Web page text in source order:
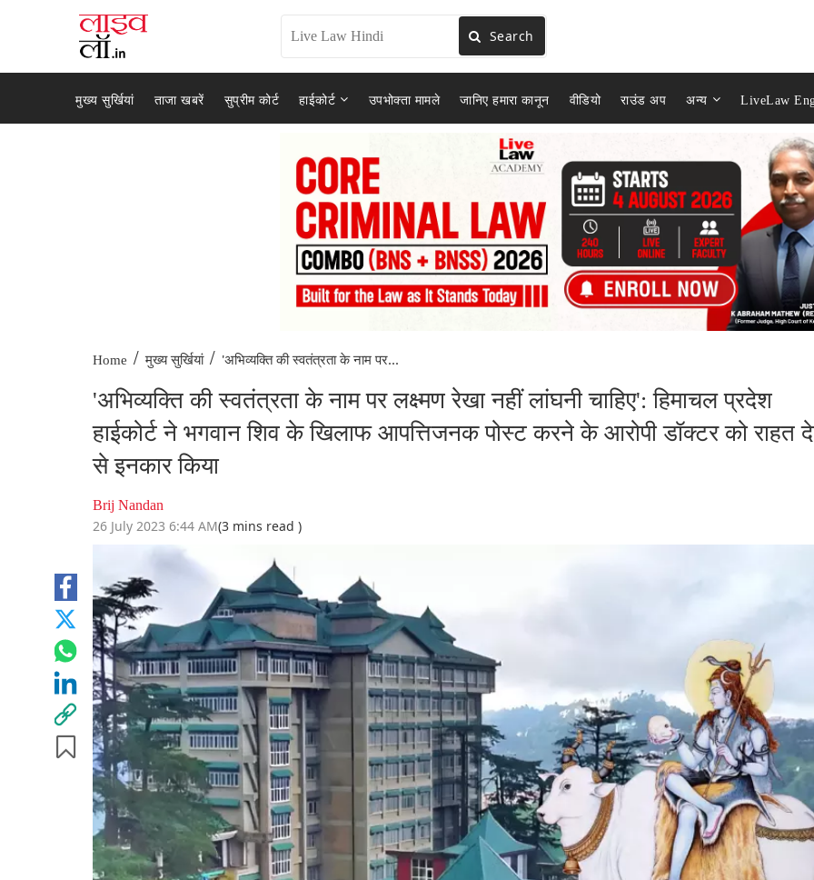
Search
मुख्य सुर्खियां ताजा खबरें सुप्रीम कोर्ट हाईकोर्ट उपभोक्ता मामले जानिए हमारा कानून वीडियो राउंड अप अन्य LiveLaw
Home / मुख्य सुर्खियां / 'अभिव्यक्ति की स्वतंत्रता के नाम पर...
'अभिव्यक्ति की स्वतंत्रता के नाम पर लक्ष्मण रेखा नहीं लांघनी चाहिए': हिमाचल प्रदेश
हाईकोर्ट ने भगवान शिव के खिलाफ आपत्तिजनक पोस्ट करने के आरोपी डॉक्टर को राहत
से इनकार किया
Brij Nandan
26 July 2023 6:44 AM(3 mins read )